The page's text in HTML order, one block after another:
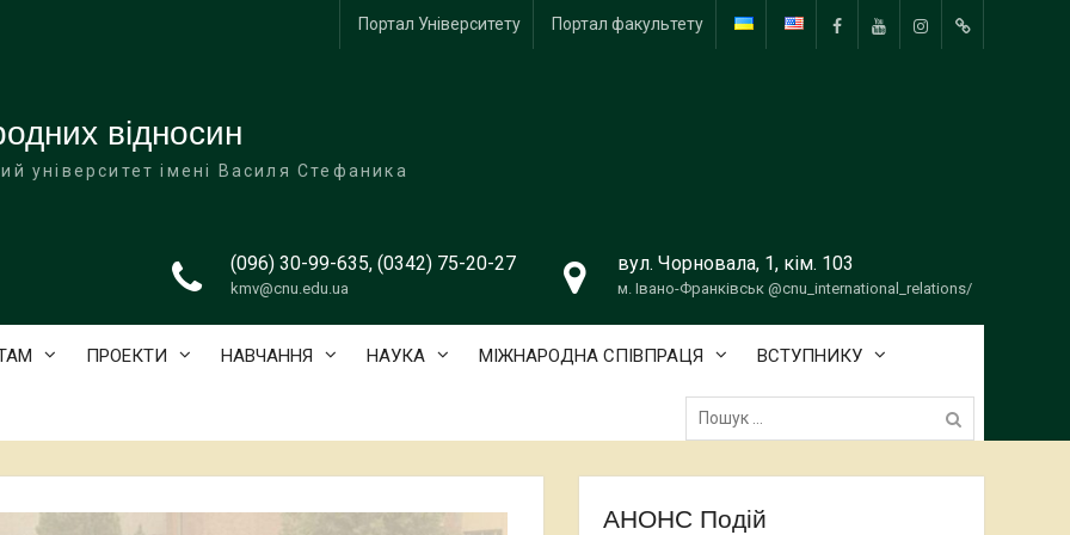
YouTubeInstagramTelegram
Портал Університету Портал факультету
відносин
університет імені Василя Стефаника
(096) 30-99-635, (0342) 75-20-27
kmv@cnu.edu.ua
вул. Чорновала, 1, кім. 103
м. Івано-Франківськ @cnu_international_relations/
ПРОЕКТИ НАВЧАННЯ НАУКА МІЖНАРОДНА СПІВПРАЦЯ ВСТУПНИКУ
Пошук:
АНОНС Подій